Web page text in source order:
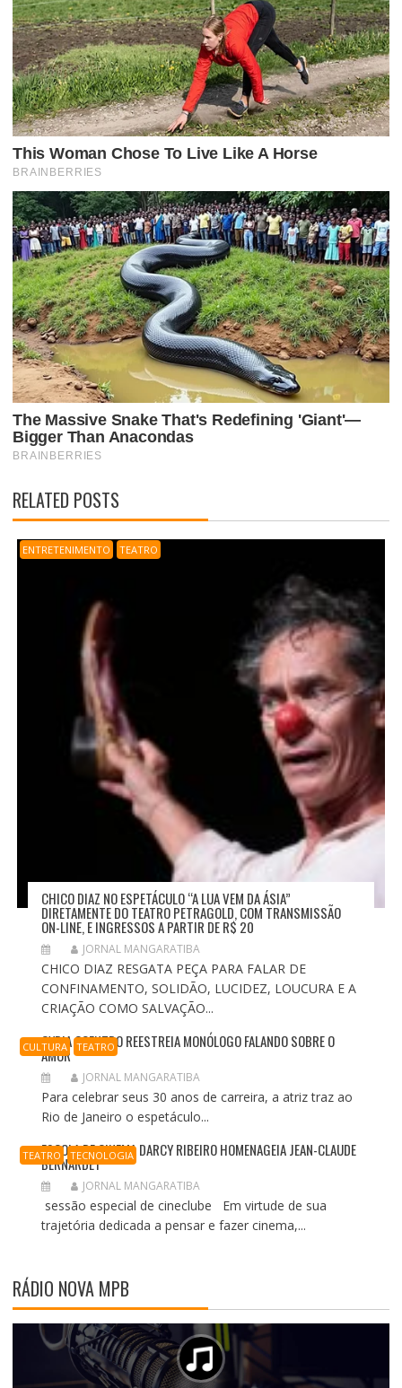
RELATED POSTS
ENTRETENIMENTO TEATRO
CHICO DIAZ NO ESPETÁCULO “A LUA VEM DA ÁSIA”
DIRETAMENTE DO TEATRO PETRAGOLD, COM TRANSMISSÃO
ON-LINE, E INGRESSOS A PARTIR DE R$ 20
JORNAL MANGARATIBA
CHICO DIAZ RESGATA PEÇA PARA FALAR DE
CONFINAMENTO, SOLIDÃO, LUCIDEZ, LOUCURA E A
CRIAÇÃO COMO SALVAÇÃO...
CULTURA TEATRO
CYRIA COENTRO REESTREIA MONÓLOGO FALANDO SOBRE O
AMOR
JORNAL MANGARATIBA
Para celebrar seus 30 anos de carreira, a atriz traz ao
Rio de Janeiro o espetáculo...
TEATRO TECNOLOGIA
ESCOLA DE CINEMA DARCY RIBEIRO HOMENAGEIA JEAN-CLAUDE
BERNARDET
JORNAL MANGARATIBA
sessão especial de cineclube Em virtude de sua
trajetória dedicada a pensar e fazer cinema,...
RÁDIO NOVA MPB